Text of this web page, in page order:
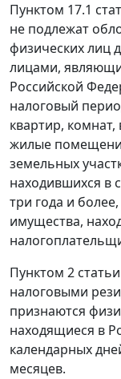
Пунктом 17.1
не подлежат
физических лиц
лицами,
Российской
налоговый
квартир,
жилые
земельных
находившихся в
три года и
имущества,
Пунктом 2
налоговыми
признаются
находящиеся в
календарных
месяцев.